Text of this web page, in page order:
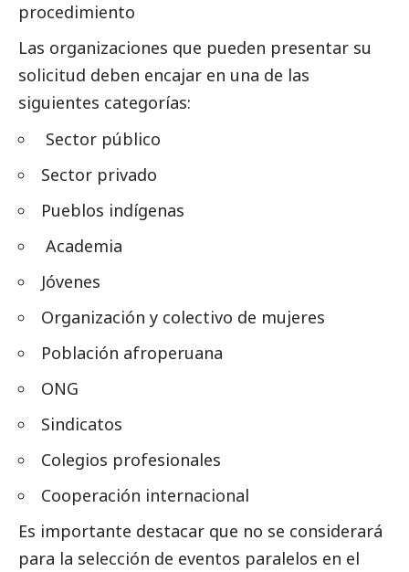
procedimiento
Las organizaciones que pueden presentar su
solicitud deben encajar en una de las
siguientes categorías:
Sector público
Sector privado
Pueblos indígenas
Academia
Jóvenes
Organización y colectivo de mujeres
Población afroperuana
ONG
Sindicatos
Colegios profesionales
Cooperación internacional
Es importante destacar que no se considerará
para la selección de eventos paralelos en el